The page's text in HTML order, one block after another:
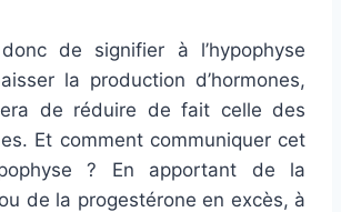
donc de signifier à l’hypophyse
la production d’hormones,
de réduire de fait celle des
Et comment communiquer cet
? En apportant de la
de la progestérone en excès, à